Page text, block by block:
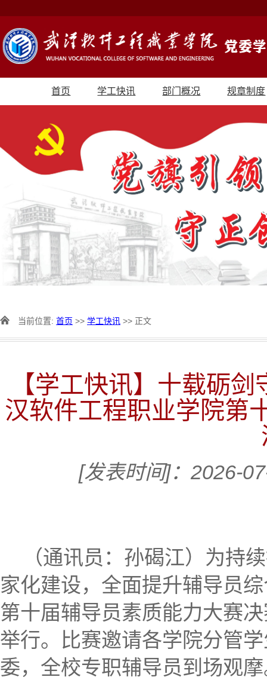
首页 学工快讯 部门概况 规章制度
当前位置: 首页 >> 学工快讯 >> 正文
【学工快讯】十载砺
汉软件工程职业学院第
[发表时间]：2026-
（通讯员：孙碣江）为持
家化建设，全面提升辅导员
第十届辅导员素质能力大赛
举行。比赛邀请各学院分管
委，全校专职辅导员到场观